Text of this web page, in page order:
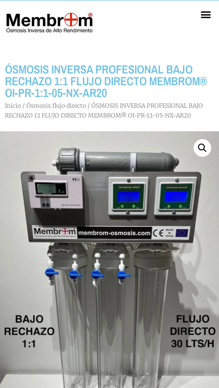
ÓSMOSIS INVERSA PROFESIONAL BAJO
RECHAZO 1:1 FLUJO DIRECTO MEMBROM®
OI-PR-1:1-05-NX-AR20
Inicio / Ósmosis flujo directo / ÓSMOSIS INVERSA PROFESIONAL BAJO
RECHAZO 1:1 FLUJO DIRECTO MEMBROM® OI-PR-1:1-05-NX-AR20